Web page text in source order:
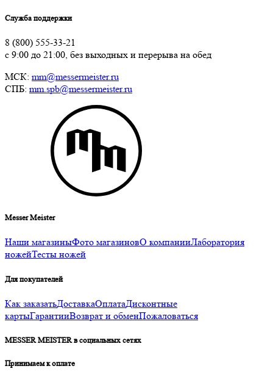
Служба поддержки
8 (800) 555-33-21
с 9:00 до 21:00, без выходных и перерыва на обед
МСК: mm@messermeister.ru
СПБ: mm.spb@messermeister.ru
Messer Meister
Наши магазиныФото магазиновО компанииЛаборатория
ножейТесты ножей
Для покупателей
Как заказатьДоставкаОплатаДисконтные
картыГарантииВозврат и обменПожаловаться
MESSER MEISTER в социальных сетях
Принимаем к оплате